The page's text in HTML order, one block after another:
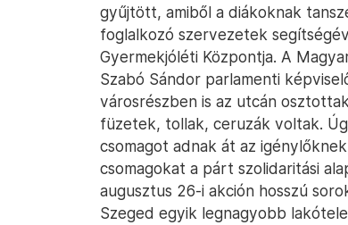
gyűjtött, amiből a diákoknak
foglalkozó szervezetek
Gyermekjóléti Központja. A
Szabó Sándor parlamenti
városrészben is az utcán
füzetek, tollak, ceruzák voltak.
csomagot adnak át az
csomagokat a párt szolidaritási
augusztus 26-i akción hosszú
Szeged egyik legnagyobb